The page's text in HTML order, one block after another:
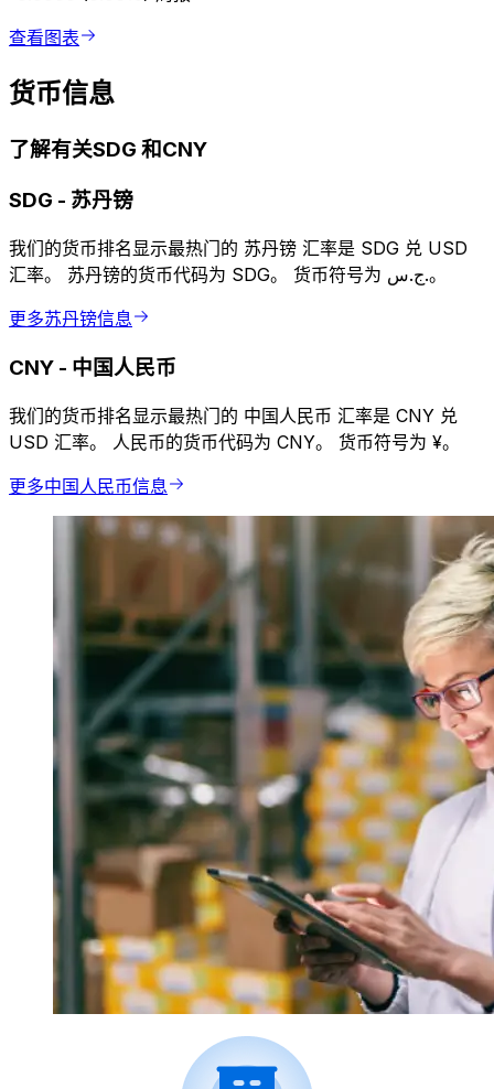
查看图表
货币信息
了解有关SDG 和CNY
SDG - 苏丹镑
我们的货币排名显示最热门的 苏丹镑 汇率是 SDG 兑 USD
汇率。 苏丹镑的货币代码为 SDG。 货币符号为 ج.س.。
更多苏丹镑信息
CNY - 中国人民币
我们的货币排名显示最热门的 中国人民币 汇率是 CNY 兑
USD 汇率。 人民币的货币代码为 CNY。 货币符号为 ¥。
更多中国人民币信息